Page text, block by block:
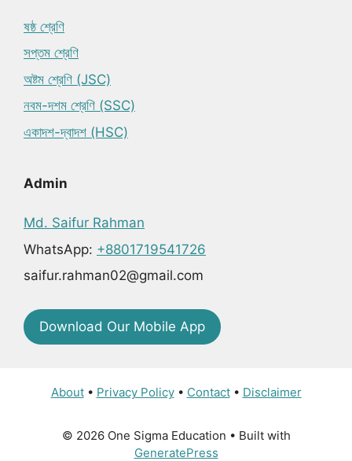
ষষ্ঠ শ্রেণি
সপ্তম শ্রেণি
অষ্টম শ্রেণি (JSC)
নবম-দশম শ্রেণি (SSC)
একাদশ-দ্বাদশ (HSC)
Admin
Md. Saifur Rahman
WhatsApp: +8801719541726
saifur.rahman02@gmail.com
Download Our Mobile App
About• Privacy Policy• Contact• Disclaimer
© 2026 One Sigma Education • Built with
GeneratePress